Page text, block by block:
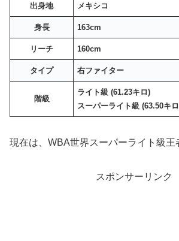
出身地 メキシコ
身長 163cm
リーチ 160cm
タイプ 右ファイター
階級
ライト級 (61.23キロ)
スーパーライト級 (63.50キ
現在は、WBA世界スーパーライト級王
スポンサーリンク